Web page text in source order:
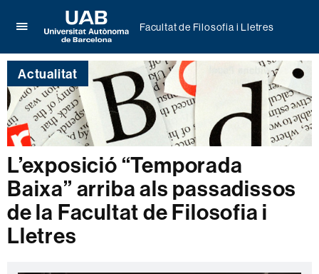
per
desplegar
el
menú
de
Facultat
de
Filosofia
i
Lletres
Universitat
Autònoma
de
Barcelona
Facultat de Filosofia i Lletres
Actualitat
L’exposició “Temporada
Baixa” arriba als passadissos
de la Facultat de Filosofia i
Lletres